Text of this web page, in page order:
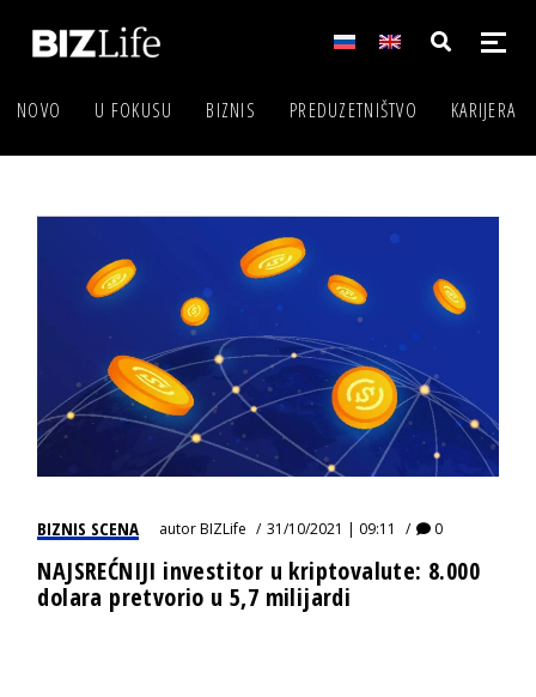
NOVO U FOKUSU BIZNIS PREDUZETNIŠTVO KARIJERA
BIZNIS SCENA autorBIZLife 31/10/2021 | 09:11 0
NAJSREĆNIJI investitor u kriptovalute: 8.000
dolara pretvorio u 5,7 milijardi